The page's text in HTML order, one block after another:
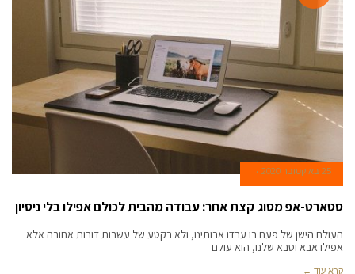
25 באוקטובר 2020
סטארט-אפ מסוג קצת אחר: עבודה מהבית לכולם אפילו בלי ניסיון
העולם הישן של פעם בו עבדו אבותינו, ולא בקטע של עשרות דורות אחורה אלא
אפילו אבא וסבא שלנו, הוא עולם
קרא עוד ←